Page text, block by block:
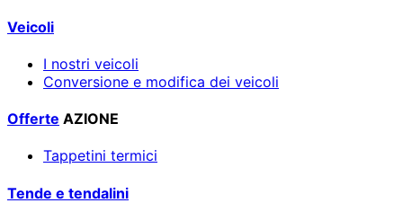
Veicoli
I nostri veicoli
Conversione e modifica dei veicoli
Offerte AZIONE
Tappetini termici
Tende e tendalini